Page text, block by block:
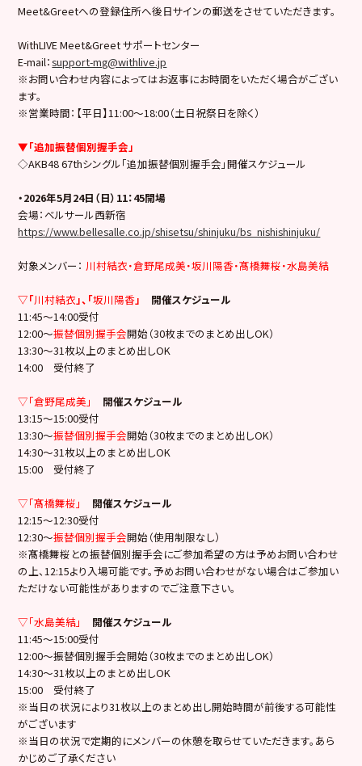
Meet&Greetへの登録住所へ後日サインの郵送をさせていただきます。
WithLIVE Meet&Greet サポートセンター
E-mail：support-mg@withlive.jp
※お問い合わせ内容によってはお返事にお時間をいただく場合がござい
ます。
※営業時間：【平日】11:00〜18:00（土日祝祭日を除く）
▼「追加振替個別握手会」
◇AKB48 67thシングル「追加振替個別握手会」開催スケジュール
・2026年5月24日（日）11：45開場
会場：ベルサール西新宿
https://www.bellesalle.co.jp/shisetsu/shinjuku/bs_nishishinjuku/
対象メンバー： 川村結衣・倉野尾成美・坂川陽香・髙橋舞桜・水島美結
▽「川村結衣 」、「坂川陽香」
開催スケジュール
11:45〜14:00受付
12:00〜振替個別握手会開始（30枚までのまとめ出しOK）
13:30〜31枚以上のまとめ出しOK
14:00 受付終了
▽「倉野尾成美」 開催スケジュール
13:15〜15:00受付
13:30〜振替個別握手会開始（30枚までのまとめ出しOK）
14:30〜31枚以上のまとめ出しOK
15:00 受付終了
▽「髙橋舞桜」 開催スケジュール
12:15〜12:30受付
12:30〜振替個別握手会開始（使用制限なし）
※髙橋舞桜との振替個別握手会にご参加希望の方は予めお問い合わせ
の上、12:15より入場可能です。予めお問い合わせがない場合はご参加い
ただけない可能性がありますのでご注意下さい。
▽「水島美結」 開催スケジュール
11:45〜15:00受付
12:00〜振替個別握手会開始（30枚までのまとめ出しOK）
14:30〜31枚以上のまとめ出しOK
15:00 受付終了
※当日の状況により31枚以上のまとめ出し開始時間が前後する可能性
がございます
※当日の状況で定期的にメンバーの休憩を取らせていただきます。あら
かじめご了承ください